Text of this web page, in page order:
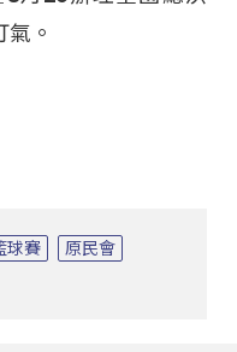
。
球賽
原民會